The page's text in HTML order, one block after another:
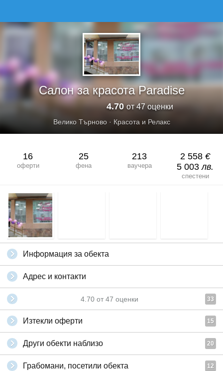
Салон за красота Paradise
4.70от 47 оценки
Велико Търново· Красота и Релакс
16
оферти
25
фена
213
ваучера
2 558 €
5 003лв.
спестени
Информация за обекта
Адрес и контакти
4.70 от 47 оценки 33
Изтекли оферти 15
Други обекти наблизо 20
Грабомани, посетили обекта 12